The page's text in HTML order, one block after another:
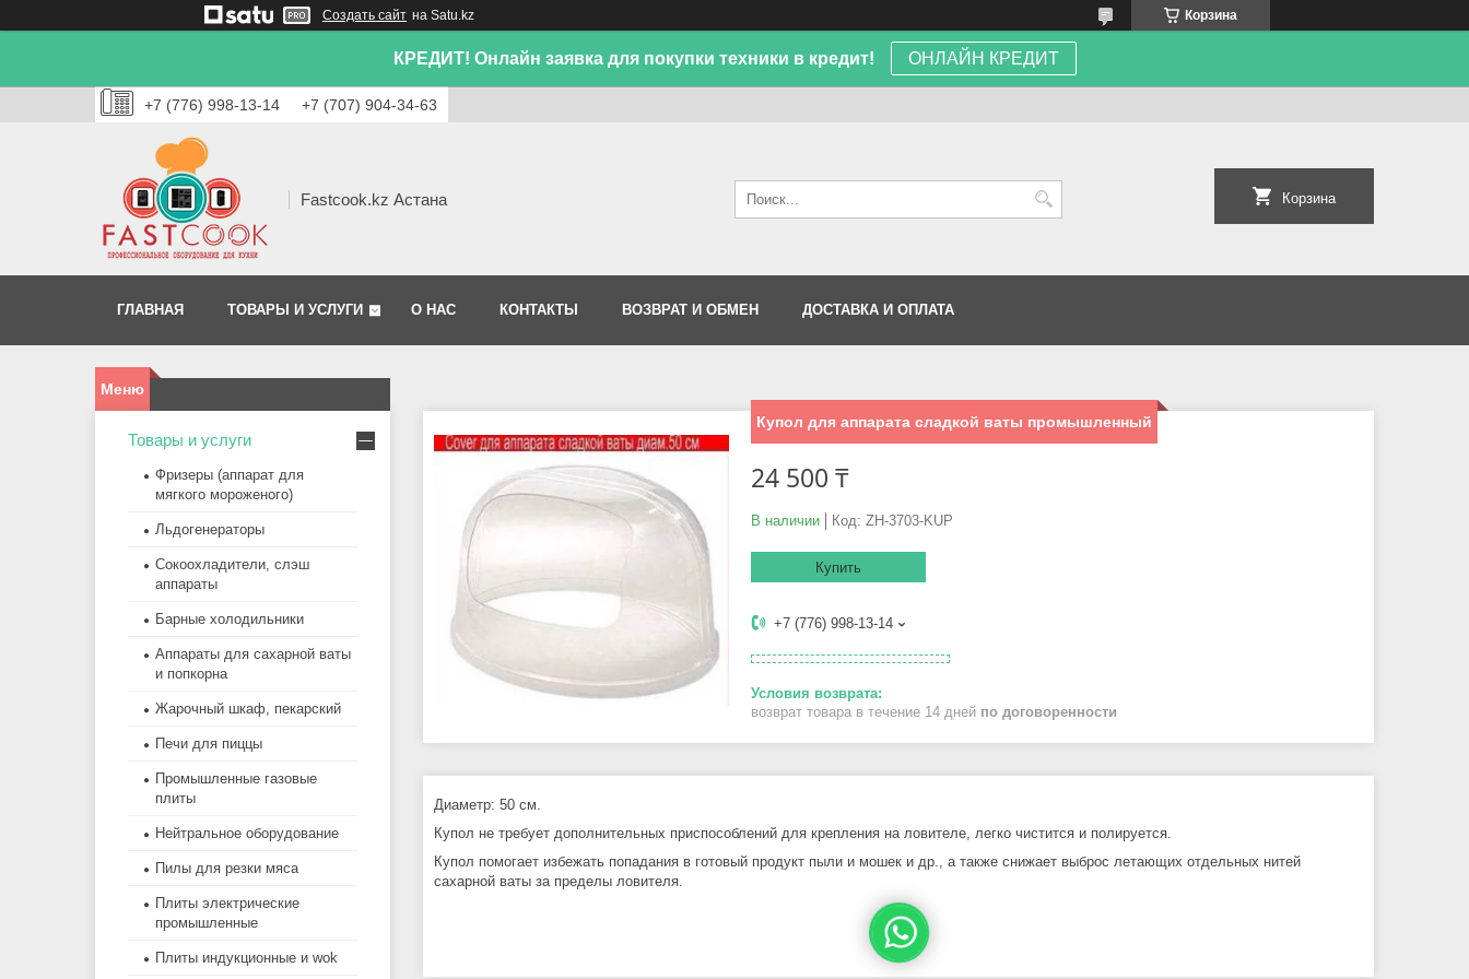
Создать сайт на Satu.kz Корзина
КРЕДИТ! Онлайн заявка для покупки техники в кредит! ОНЛАЙН КРЕДИТ
+7 (776) 998-13-14 +7 (707) 904-34-63
Fastcook.kz Астана Корзина
ГЛАВНАЯ ТОВАРЫ И УСЛУГИ О НАС КОНТАКТЫ ВОЗВРАТ И ОБМЕН ДОСТАВКА И ОПЛАТА
Купол для аппарата сладкой ваты промышленный
24 500 ₸
В наличии Код: ZH-3703-KUP
Купить
+7 (776) 998-13-14
возврат товара в течение 14 дней по договоренности
Диаметр: 50 см.
Купол не требует дополнительных приспособлений для крепления на ловителе, легко чистится и полируется.
Купол помогает избежать попадания в готовый продукт пыли и мошек и др., а также снижает выброс летающих отдельных нитей
сахарной ваты за пределы ловителя.
Товары и услуги
Фризеры (аппарат для
мягкого мороженого)
Льдогенераторы
Сокоохладители, слэш
аппараты
Барные холодильники
Аппараты для сахарной ваты
и попкорна
Жарочный шкаф, пекарский
Печи для пиццы
Промышленные газовые
плиты
Нейтральное оборудование
Пилы для резки мяса
Плиты электрические
промышленные
Плиты индукционные и wok